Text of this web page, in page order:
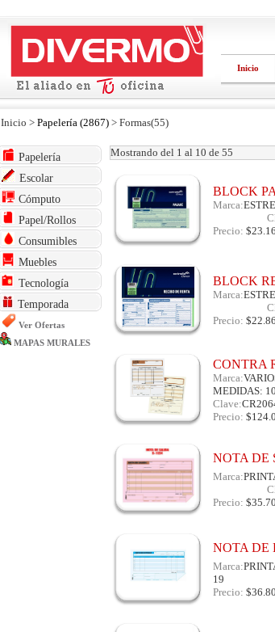
Inicio
Inicio > Papelería (2867) > Formas(55)
Papelería
Escolar
Cómputo
Papel/Rollos
Consumibles
Muebles
Tecnología
Temporada
Ver Ofertas
MAPAS MURALES
Mostrando del 1 al 10 de 55
BLOCK
Marca:
Precio: $23.16
BLOCK
Marca:
Precio: $22.86
CONTRA
Marca:
MEDIDAS:
Clave:
Precio:
NOTA DE
Marca:
Precio: $35.70
NOTA DE
Marca:
19
Precio: $36.80